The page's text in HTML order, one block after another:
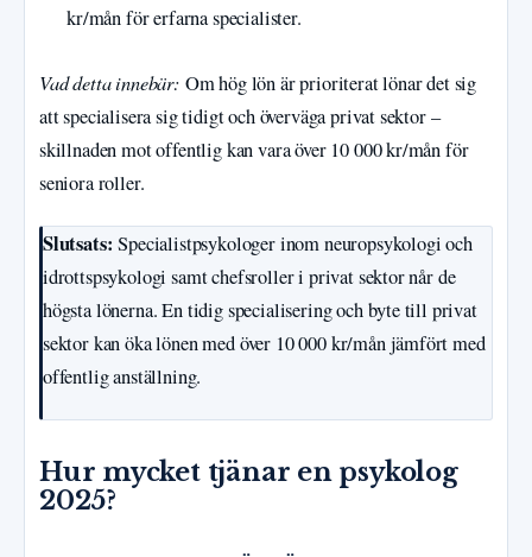
kr/mån för erfarna specialister.
Vad detta innebär: Om hög lön är prioriterat lönar det sig
att specialisera sig tidigt och överväga privat sektor –
skillnaden mot offentlig kan vara över 10 000 kr/mån för
seniora roller.
Slutsats: Specialistpsykologer inom neuropsykologi och
idrottspsykologi samt chefsroller i privat sektor når de
högsta lönerna. En tidig specialisering och byte till privat
sektor kan öka lönen med över 10 000 kr/mån jämfört med
offentlig anställning.
Hur mycket tjänar en psykolog
2025?